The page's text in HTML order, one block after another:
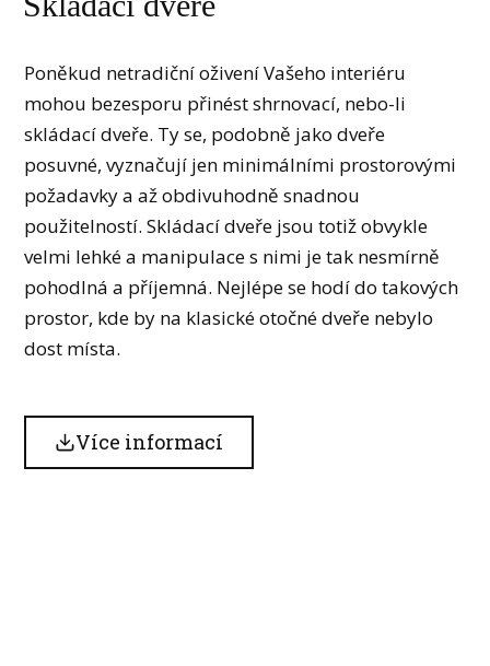
Poněkud netradiční oživení Vašeho interiéru
mohou bezesporu přinést shrnovací, nebo-li
skládací dveře. Ty se, podobně jako dveře
posuvné, vyznačují jen minimálními prostorovými
požadavky a až obdivuhodně snadnou
použitelností. Skládací dveře jsou totiž obvykle
velmi lehké a manipulace s nimi je tak nesmírně
pohodlná a příjemná. Nejlépe se hodí do takových
prostor, kde by na klasické otočné dveře nebylo
dost místa.
Více informací